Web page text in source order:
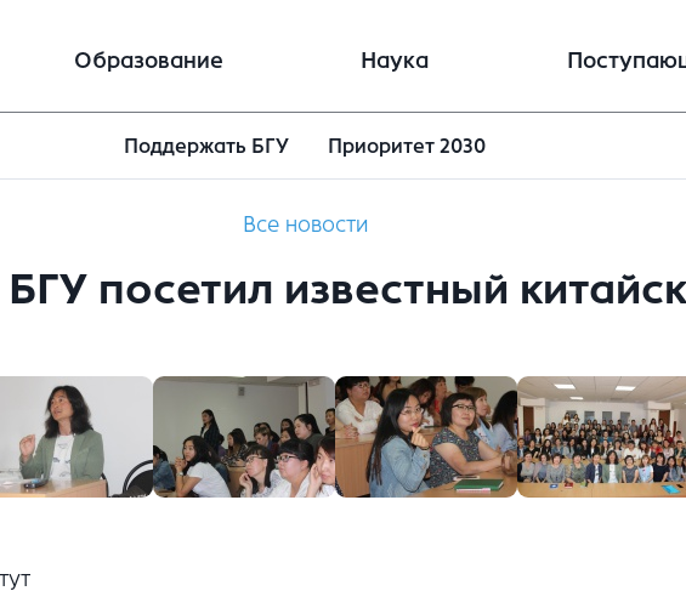
Образование Наука
Поддержать БГУ Приоритет 2030
Все новости
посетил известный